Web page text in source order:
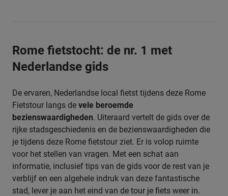
Rome fietstocht: de nr. 1 met
Nederlandse gids
De ervaren, Nederlandse local fietst tijdens deze Rome
Fietstour langs de vele beroemde
bezienswaardigheden. Uiteraard vertelt de gids over de
rijke stadsgeschiedenis en de bezienswaardigheden die
je tijdens deze Rome fietstour ziet. Er is volop ruimte
voor het stellen van vragen. Met een schat aan
informatie, inclusief tips van de gids voor de rest van je
verblijf en een algehele indruk van deze fantastische
stad, lever je aan het eind van de tour je fiets weer in.